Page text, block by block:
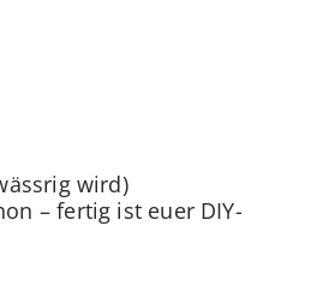
wird)
– fertig ist euer DIY-